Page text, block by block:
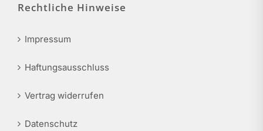
Rechtliche Hinweise
Impressum
Haftungsausschluss
Vertrag widerrufen
Datenschutz